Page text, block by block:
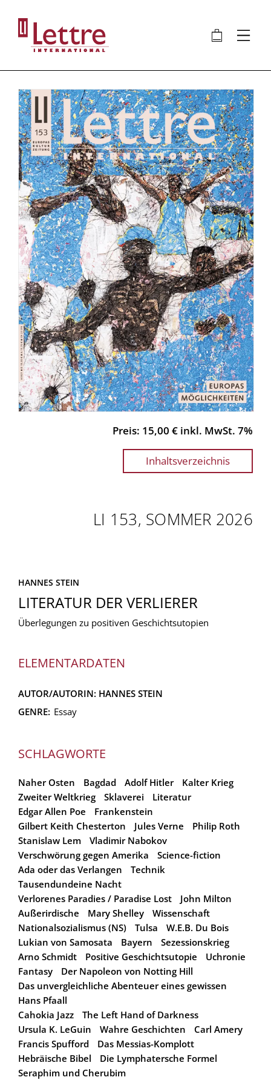
Inhalt
🛍 ⋮
Preis: 15,00 € inkl. MwSt. 7%
Inhaltsverzeichnis
LI 153, SOMMER 2026
HANNES STEIN
LITERATUR DER VERLIERER
Überlegungen zu positiven Geschichtsutopien
ELEMENTARDATEN
AUTOR/AUTORIN: HANNES STEIN
GENRE: Essay
SCHLAGWORTE
Naher Osten Bagdad Adolf Hitler
Kalter Krieg
Zweiter Weltkrieg
Sklaverei
Literatur
Edgar Allen Poe
Frankenstein
Gilbert Keith Chesterton
Jules Verne
Philip Roth
Stanislaw Lem
Vladimir Nabokov
Verschwörung gegen Amerika
Science-fiction
Ada oder das Verlangen
Technik
Tausendundeine Nacht
Verlorenes Paradies / Paradise Lost
John Milton
Außerirdische
Mary Shelley
Wissenschaft
Nationalsozialismus (NS)
Tulsa
W.E.B. Du Bois
Lukian von Samosata
Bayern
Sezessionskrieg
Arno Schmidt
Positive Geschichtsutopie
Uchronie
Fantasy
Der Napoleon von Notting Hill
Das unvergleichliche Abenteuer eines gewissen
Hans Pfaall
Cahokia Jazz
The Left Hand of Darkness
Ursula K. LeGuin
Wahre Geschichten
Carl Amery
Francis Spufford
Das Messias-Komplott
Hebräische Bibel
Die Lymphatersche Formel
Seraphim und Cherubim